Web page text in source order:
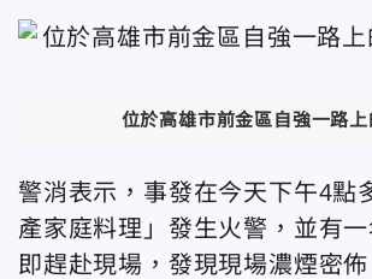
位於高雄市前金區自強一路
警消表示，事發在今天下午4點
產家庭料理」發生火警，並有
即趕赴現場，發現現場濃煙密